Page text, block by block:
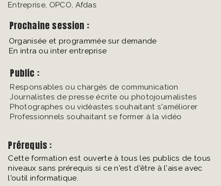
Entreprise, OPCO, Afdas
Prochaine session :
Organisée et programmée sur demande
En intra ou inter entreprise
Public :
Responsables ou chargés de communication
Journalistes de presse écrite ou photojournalistes
Photographes ou vidéastes souhaitant s'améliorer
Professionnels souhaitant se former à la vidéo
Prérequis :
Cette formation est ouverte à tous les publics de tous
niveaux sans prérequis si ce n'est d'être à l'aise avec
l'outil informatique.